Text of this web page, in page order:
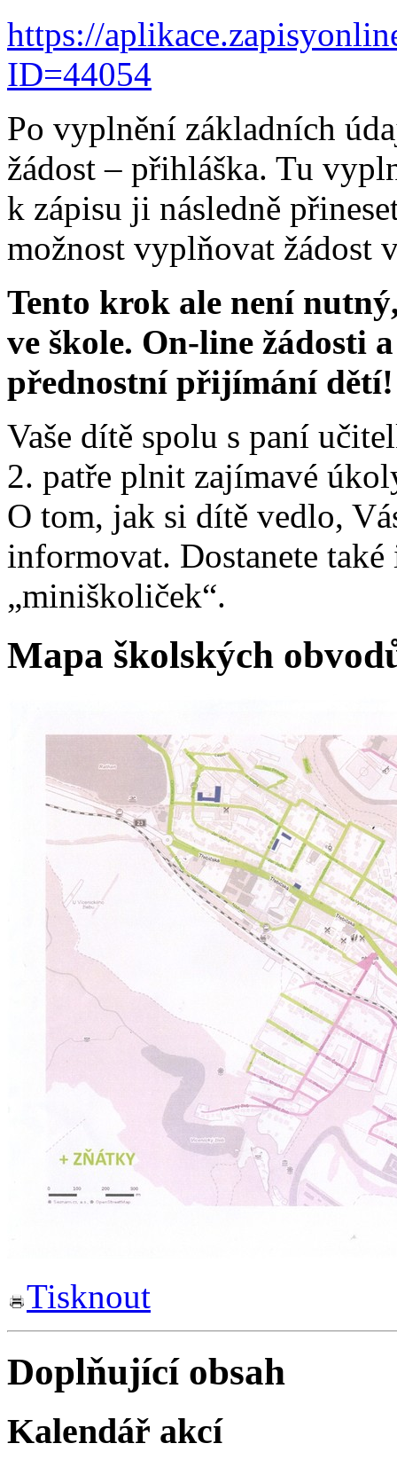
https://
ID=44054
Po vyplnění základních
žádost – přihláška. Tu
k zápisu ji následně
možnost vyplňovat žádost
Tento krok ale není
ve škole. On-line žádosti
přednostní přijímání dětí!
Vaše dítě spolu s paní
2. patře plnit zajímavé
O tom, jak si dítě vedlo,
informovat. Dostanete
„miniškoliček“.
Mapa školských
Tisknout
Doplňující obsah
Kalendář akcí